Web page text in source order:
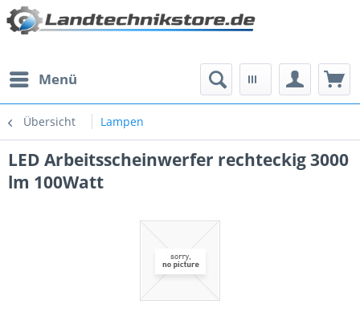
Menü
Übersicht Lampen
LED Arbeitsscheinwerfer rechteckig 3000
lm 100Watt